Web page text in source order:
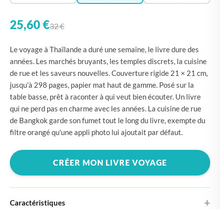
25,60 €32 €
Le voyage à Thaïlande a duré une semaine, le livre dure des
années. Les marchés bruyants, les temples discrets, la cuisine
de rue et les saveurs nouvelles. Couverture rigide 21 × 21 cm,
jusqu'à 298 pages, papier mat haut de gamme. Posé sur la
table basse, prêt à raconter à qui veut bien écouter. Un livre
qui ne perd pas en charme avec les années. La cuisine de rue
de Bangkok garde son fumet tout le long du livre, exempte du
filtre orangé qu'une appli photo lui ajoutait par défaut.
CRÉER MON LIVRE VOYAGE
Caractéristiques